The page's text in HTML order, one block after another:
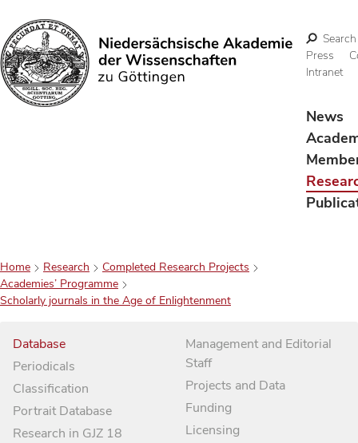
Search
Search
Press
Intranet
News
Home Research
Completed Research Projects
Academies’ Programme
Scholarly journals in the Age of Enlightenment
Database
Periodicals
Classification
Portrait Database
Research in GJZ 18
Management and Editorial
Staff
Projects and Data
Funding
Licensing